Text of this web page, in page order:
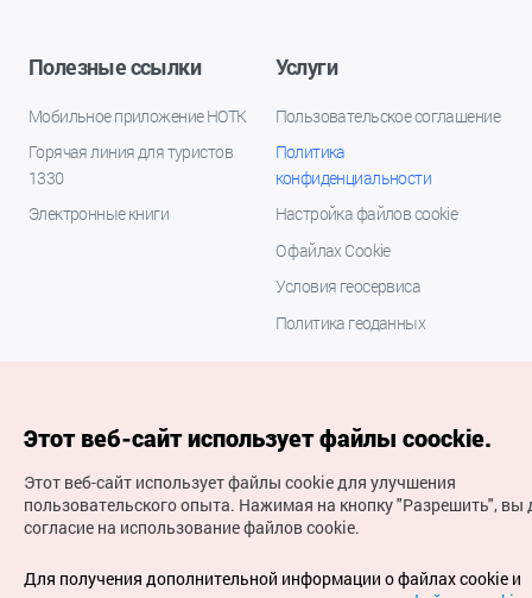
Полезные ссылки
Мобильное приложение НОТК
Горячая линия для туристов
1330
Электронные книги
Услуги
Пользовательское соглашение
Политика
конфиденциальности
Настройка файлов cookie
О файлах Cookie
Условия геосервиса
Политика геоданных
(с) Национальная организация туризма Кореи Все
права защищены
Этот веб-сайт использует файлы coockie.
Этот веб-сайт использует файлы cookie для улучшения
пользовательского опыта. Нажимая на кнопку "Разрешить", вы
согласие на использование файлов cookie.
Для получения дополнительной информации о файлах cookie и